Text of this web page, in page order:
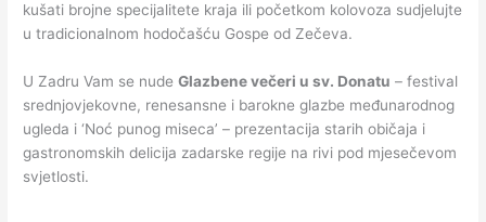
kušati brojne specijalitete kraja ili početkom kolovoza sudjelujte
u tradicionalnom hodočašću Gospe od Zečeva.
U Zadru Vam se nudeGlazbene večeri u sv. Donatu – festival
srednjovjekovne, renesansne i barokne glazbe međunarodnog
ugleda i ‘Noć punog miseca’ – prezentacija starih običaja i
gastronomskih delicija zadarske regije na rivi pod mjesečevom
svjetlosti.